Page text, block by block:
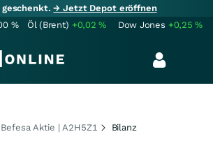
geschenkt.→ Jetzt Depot eröffnen
% Öl (Brent) +0,02% Dow Jones +0,25%
Befesa Aktie | A2H5Z1 Bilanz